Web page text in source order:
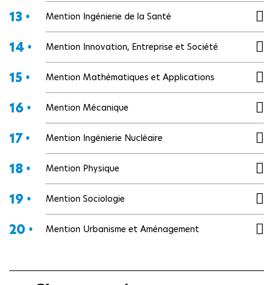
13 • Mention Ingénierie de la Santé
14 • Mention Innovation, Entreprise et Société
15 • Mention Mathématiques et Applications
16 • Mention Mécanique
17 • Mention Ingénierie Nucléaire
18 • Mention Physique
19 • Mention Sociologie
20 • Mention Urbanisme et Aménagement